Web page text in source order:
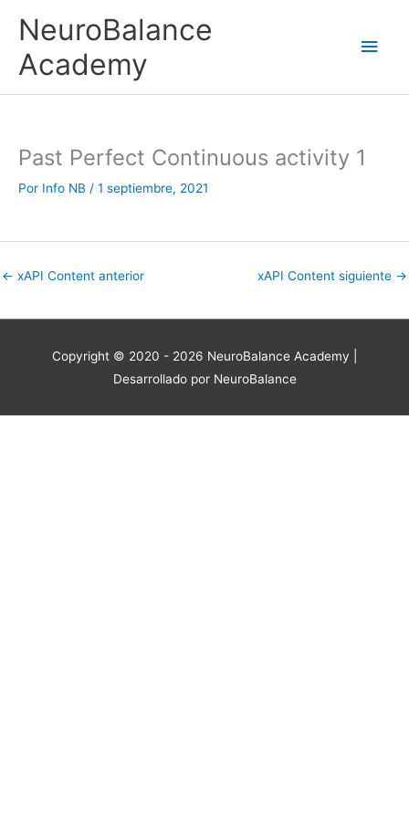
NeuroBalance
Academy
Past Perfect Continuous activity 1
Por Info NB / 1 septiembre, 2021
← xAPI Content anterior xAPI Content siguiente →
Copyright © 2020 - 2026 NeuroBalance Academy
Desarrollado por NeuroBalance